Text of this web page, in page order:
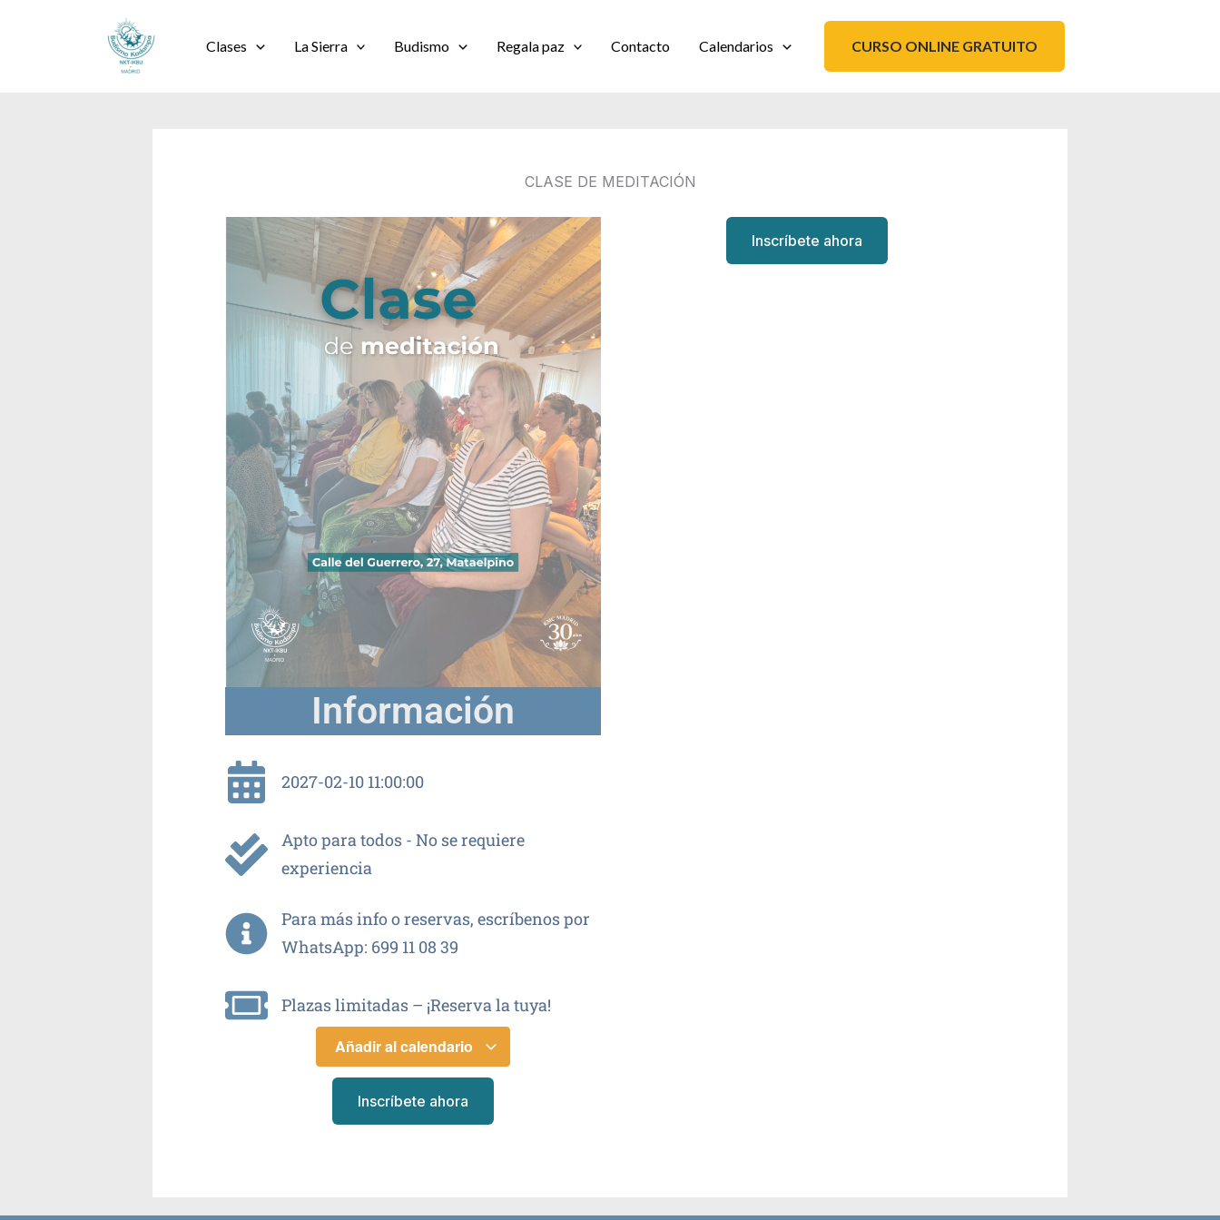
Clases La Sierra Budismo Regala paz Contacto Calendarios CURSO ONLINE GRATUITO
CLASE DE MEDITACIÓN
Información
2027-02-10 11:00:00
Apto para todos - No se requiere
experiencia
Para más info o reservas, escríbenos por
WhatsApp: 699 11 08 39
Plazas limitadas – ¡Reserva la tuya!
Añadir al calendario
Inscríbete ahora
Inscríbete ahora